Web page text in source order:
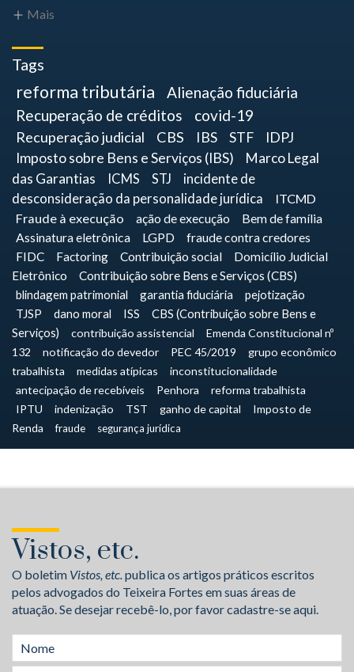
Mais
Tags
reforma tributária
Alienação fiduciária
Recuperação de créditos
covid-19
Recuperação judicial CBS IBS STF
IDPJ
Imposto sobre Bens e Serviços (IBS)
Marco Legal
das Garantias
ICMS STJ
incidente de
desconsideração da personalidade jurídica
ITCMD
Fraude à execução
ação de execução
Bem de família
Assinatura eletrônica
LGPD fraude contra credores
FIDC Factoring Contribuição social
Domicílio Judicial
Eletrônico
Contribuição sobre Bens e Serviços (CBS)
blindagem patrimonial
garantia fiduciária
pejotização
TJSP
dano moral ISS
CBS (Contribuição sobre Bens e
Serviços)
contribuição assistencial
Emenda Constitucional nº
132
notificação do devedor PEC 45/2019
grupo econômico
trabalhista
medidas atípicas
inconstitucionalidade
antecipação de recebíveis
Penhora
reforma trabalhista
IPTU
indenização TST ganho de capital
Imposto de
Renda
fraude segurança jurídica
Vistos, etc.
O boletim Vistos, etc.publica os artigos práticos escritos
pelos advogados do Teixeira Fortes em suas áreas de
atuação. Se desejar recebê-lo, por favor cadastre-se aqui.